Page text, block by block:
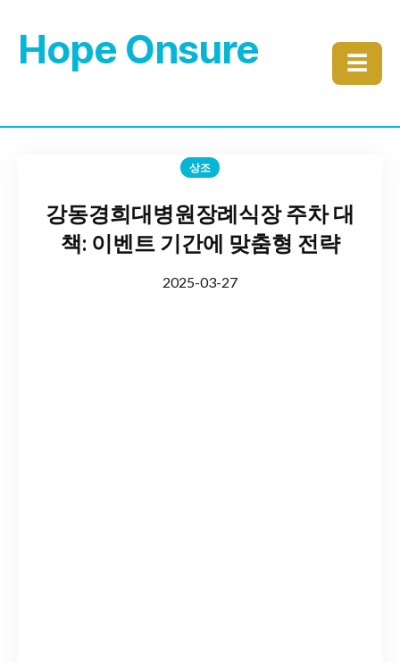
Hope Onsure ☰
상조
강동경희대병원장례식장 주차 대
책: 이벤트 기간에 맞춤형 전략
2025-03-27